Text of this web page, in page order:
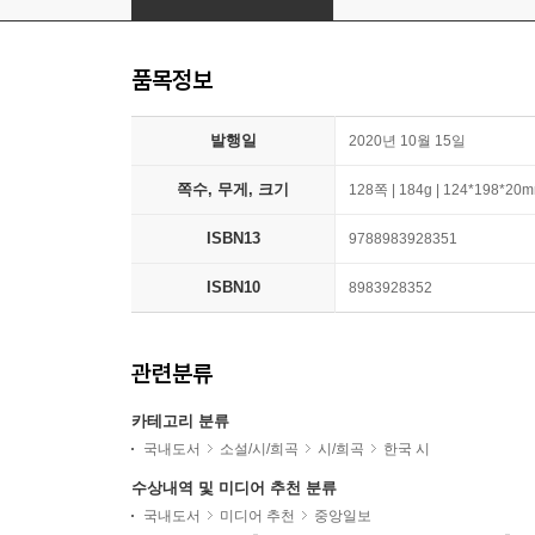
품목정보
발행일 2020년 10월 15일
쪽수, 무게, 크기 128쪽 | 184g |
ISBN13 9788983928351
ISBN10 8983928352
관련분류
카테고리 분류
국내도서 소설/시/희곡 시/희곡 한국 시
수상내역 및 미디어 추천 분류
국내도서 미디어 추천
중앙일보